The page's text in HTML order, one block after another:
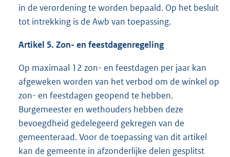
in de verordening te worden bepaald. Op het besluit
tot intrekking is de Awb van toepassing.
Artikel 5. Zon- en feestdagenregeling
Op maximaal 12 zon- en feestdagen per jaar kan
afgeweken worden van het verbod om de winkel op
zon- en feestdagen geopend te hebben.
Burgemeester en wethouders hebben deze
bevoegdheid gedelegeerd gekregen van de
gemeenteraad. Voor de toepassing van dit artikel
kan de gemeente in afzonderlijke delen gesplitst